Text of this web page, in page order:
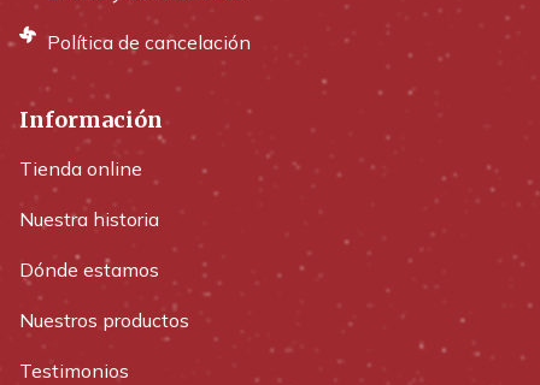
Política de cancelación
Información
Tienda online
Nuestra historia
Dónde estamos
Nuestros productos
Testimonios